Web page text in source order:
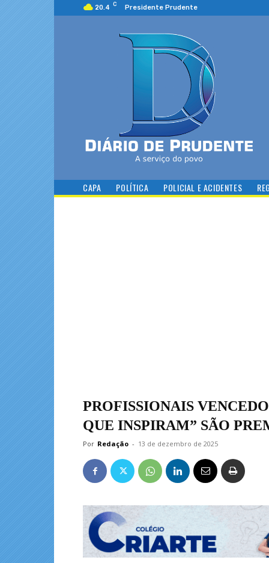
20.4 C Presidente Prudente
CAPA POLÍTICA POLICIAL E ACIDENTES
PROFISSIONAIS
QUE INSPIRAM” SÃO
Por Redação - 13 de dezembro de 2025